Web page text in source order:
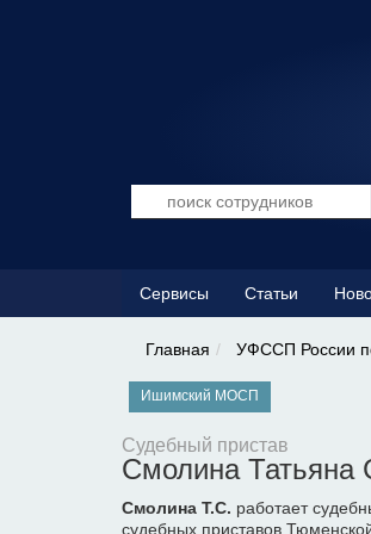
Сервисы Статьи
Главная УФССП России
Ишимский МОСП
Судебный пристав
Смолина Татьяна
Смолина Т.С. работает
судебных приставов